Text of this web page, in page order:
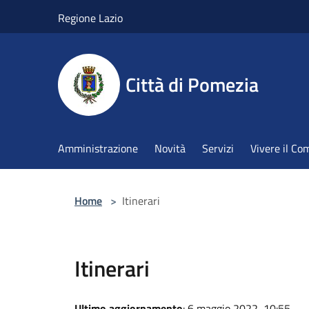
Regione Lazio
Città di Pomezia
Amministrazione Novità Servizi Vivere il
Home > Itinerari
Itinerari